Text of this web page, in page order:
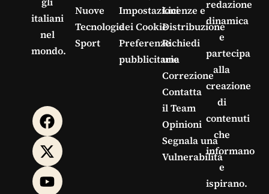
italiani
nel
mondo.
Nuove
Tecnologie
Sport
Impostazioni
dei Cookie
Preferenze
pubblicitarie
Licenze e
Distribuzione
Richiedi
una
Correzione
Contatta
il Team
Opinioni
Segnala una
Vulnerabilità
redazione
dinamica
e
partecipa
alla
creazione
di
contenuti
che
informano
e
ispirano.